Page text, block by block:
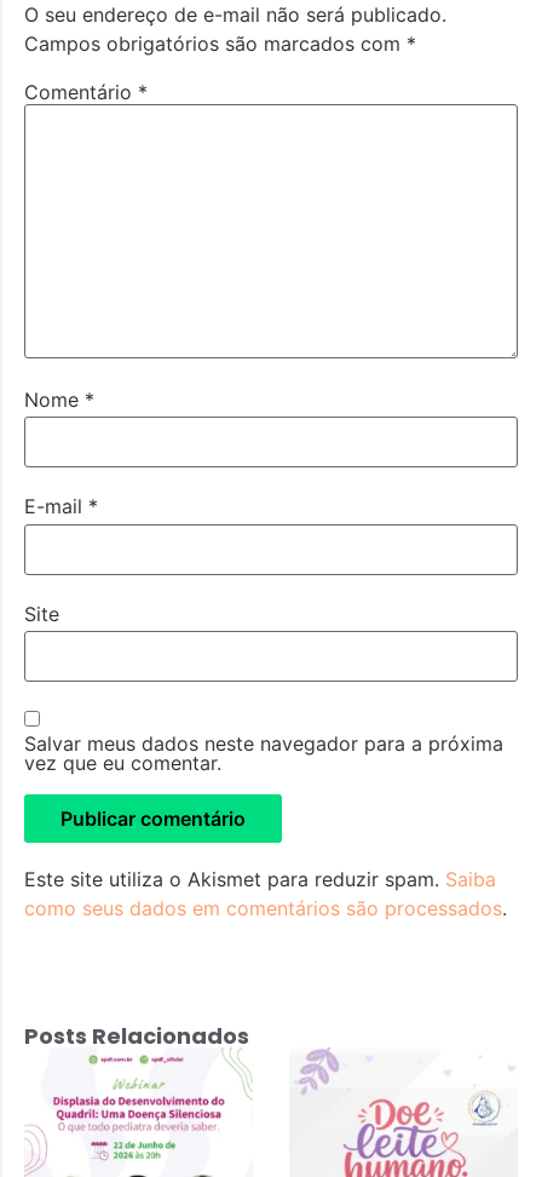
O seu endereço de e-mail não será publicado.
Campos obrigatórios são marcados com *
Comentário *
Nome *
E-mail *
Site
Salvar meus dados neste navegador para a próxima
vez que eu comentar.
Este site utiliza o Akismet para reduzir spam. Saiba
como seus dados em comentários são processados.
Posts Relacionados
Displasia do
Desenvolvimento
do Quadril: Uma
Silenciosa – 22
de junho 2026 às